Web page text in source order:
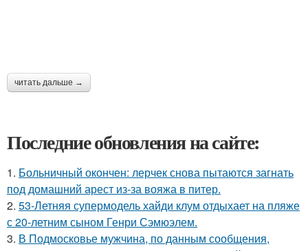
читать дальше →
Последние обновления на сайте:
1. Больничный окончен: лерчек снова пытаются загнать
под домашний арест из-за вояжа в питер.
2. 53-Летняя супермодель хайди клум отдыхает на пляже
с 20-летним сыном Генри Сэмюэлем.
3. В Подмосковье мужчина, по данным сообщения,